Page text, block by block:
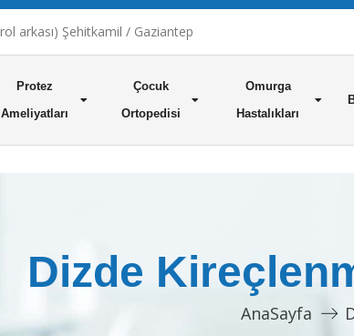
arkası) Şehitkamil / Gaziantep
Protez
Ameliyatları
Çocuk
Ortopedisi
Omurga
Hastalıkları
Dizde
AnaSayfa